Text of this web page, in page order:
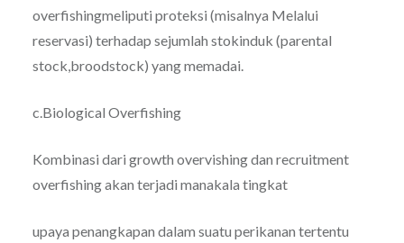
overfishingmeliputi proteksi (misalnya Melalui
reservasi) terhadap sejumlah stokinduk (parental
stock,broodstock) yang memadai.
c.Biological Overfishing
Kombinasi dari growth overvishing dan recruitment
overfishing akan terjadi manakala tingkat
upaya penangkapan dalam suatu perikanan tertentu